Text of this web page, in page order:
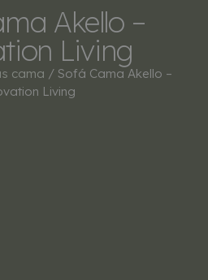
Akello –
Living
cama / Sofá Cama Akello –
Living